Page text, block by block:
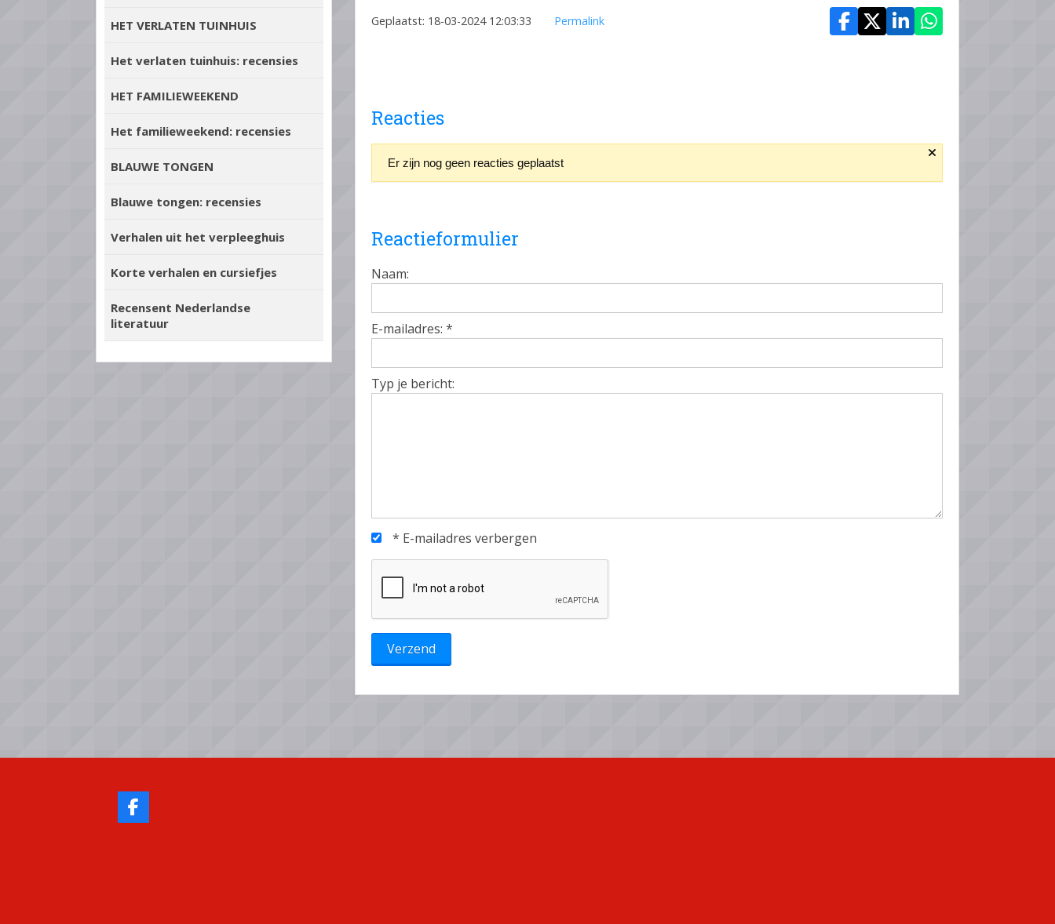
Geplaatst: 18-03-2024 12:03:33 Permalink
Reacties
Er zijn nog geen reacties geplaatst
Reactieformulier
Naam:
E-mailadres: *
Typ je bericht:
* E-mailadres verbergen
HET VERLATEN TUINHUIS
Het verlaten tuinhuis: recensies
HET FAMILIEWEEKEND
Het familieweekend: recensies
BLAUWE TONGEN
Blauwe tongen: recensies
Verhalen uit het verpleeghuis
Korte verhalen en cursiefjes
Recensent Nederlandse
literatuur